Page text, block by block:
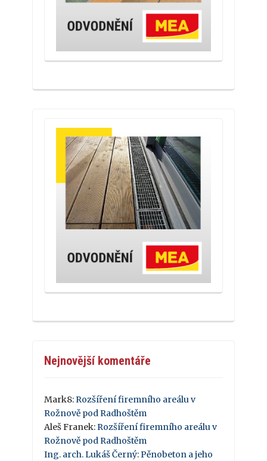
Nejnovější komentáře
Mark8:Rozšíření firemního areálu v
Rožnově pod Radhoštěm
Aleš Franek:Rozšíření firemního areálu v
Rožnově pod Radhoštěm
Ing. arch. Lukáš Černý:Pěnobeton a jeho